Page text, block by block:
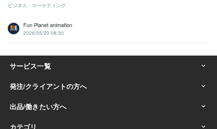
ビジネス・マーケティング
Fun Planet animation
2026/05/20 08:30